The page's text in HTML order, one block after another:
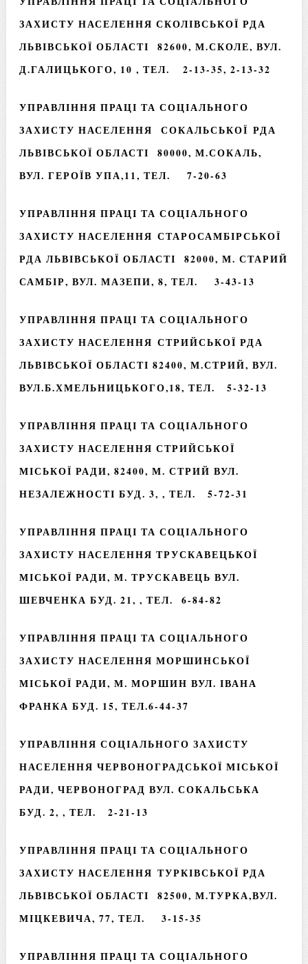
ЗАХИСТУ НАСЕЛЕННЯ СКОЛІВСЬКОЇ РДА
ЛЬВІВСЬКОЇ ОБЛАСТІ 82600, М.СКОЛЕ, ВУЛ.
Д.ГАЛИЦЬКОГО, 10 , ТЕЛ. 2-13-35, 2-13-32
УПРАВЛІННЯ ПРАЦІ ТА СОЦІАЛЬНОГО
ЗАХИСТУ НАСЕЛЕННЯ СОКАЛЬСЬКОЇ РДА
ЛЬВІВСЬКОЇ ОБЛАСТІ 80000, М.СОКАЛЬ,
ВУЛ. ГЕРОЇВ УПА,11, ТЕЛ. 7-20-63
УПРАВЛІННЯ ПРАЦІ ТА СОЦІАЛЬНОГО
ЗАХИСТУ НАСЕЛЕННЯ СТАРОСАМБІРСЬКОЇ
РДА ЛЬВІВСЬКОЇ ОБЛАСТІ 82000, М. СТАРИЙ
САМБІР, ВУЛ. МАЗЕПИ, 8, ТЕЛ. 3-43-13
УПРАВЛІННЯ ПРАЦІ ТА СОЦІАЛЬНОГО
ЗАХИСТУ НАСЕЛЕННЯ СТРИЙСЬКОЇ РДА
ЛЬВІВСЬКОЇ ОБЛАСТІ 82400, М.СТРИЙ, ВУЛ.
ВУЛ.Б.ХМЕЛЬНИЦЬКОГО,18, ТЕЛ. 5-32-13
УПРАВЛІННЯ ПРАЦІ ТА СОЦІАЛЬНОГО
ЗАХИСТУ НАСЕЛЕННЯ СТРИЙСЬКОЇ
МІСЬКОЇ РАДИ, 82400, М. СТРИЙ ВУЛ.
НЕЗАЛЕЖНОСТІ БУД. 3, , ТЕЛ. 5-72-31
УПРАВЛІННЯ ПРАЦІ ТА СОЦІАЛЬНОГО
ЗАХИСТУ НАСЕЛЕННЯ ТРУСКАВЕЦЬКОЇ
МІСЬКОЇ РАДИ, М. ТРУСКАВЕЦЬ ВУЛ.
ШЕВЧЕНКА БУД. 21, , ТЕЛ. 6-84-82
УПРАВЛІННЯ ПРАЦІ ТА СОЦІАЛЬНОГО
ЗАХИСТУ НАСЕЛЕННЯ МОРШИНСЬКОЇ
МІСЬКОЇ РАДИ, М. МОРШИН ВУЛ. ІВАНА
ФРАНКА БУД. 15, ТЕЛ.6-44-37
УПРАВЛІННЯ СОЦІАЛЬНОГО ЗАХИСТУ
НАСЕЛЕННЯ ЧЕРВОНОГРАДСЬКОЇ МІСЬКОЇ
РАДИ, ЧЕРВОНОГРАД ВУЛ. СОКАЛЬСЬКА
БУД. 2, , ТЕЛ. 2-21-13
УПРАВЛІННЯ ПРАЦІ ТА СОЦІАЛЬНОГО
ЗАХИСТУ НАСЕЛЕННЯ ТУРКІВСЬКОЇ РДА
ЛЬВІВСЬКОЇ ОБЛАСТІ 82500, М.ТУРКА,ВУЛ.
МІЦКЕВИЧА, 77, ТЕЛ. 3-15-35
УПРАВЛІННЯ ПРАЦІ ТА СОЦІАЛЬНОГО